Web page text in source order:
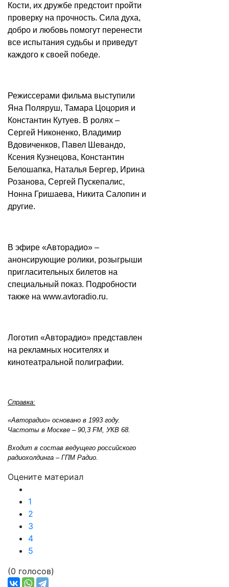
Кости, их дружбе предстоит пройти
проверку на прочность. Сила духа,
добро и любовь помогут перенести
все испытания судьбы и приведут
каждого к своей победе.
Режиссерами фильма выступили
Яна Поляруш, Тамара Цоцория и
Константин Кутуев. В ролях –
Сергей Никоненко, Владимир
Вдовиченков, Павел Шевандо,
Ксения Кузнецова, Константин
Белошапка, Наталья Бергер, Ирина
Розанова, Сергей Пускепалис,
Нонна Гришаева, Никита Салопин и
другие.
В эфире «Авторадио» –
анонсирующие ролики, розыгрыши
пригласительных билетов на
специальный показ. Подробности
также на www.avtoradio.ru.
Логотип «Авторадио» представлен
на рекламных носителях и
кинотеатральной полиграфии.
Справка:
«Авторадио» основано в 1993 году.
Частоты в Москве – 90,3 FM, УКВ 68.
Входит в состав ведущего российского
радиохолдинга – ГПМ Радио.
Оцените материал
1
2
3
4
5
(0 голосов)